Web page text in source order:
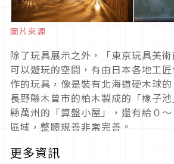
圖片來源
除了玩具展示之外，「東京玩具美
可以遊玩的空間，有由日本各地工
作的玩具，像是裝有北海道硬木球
長野縣木曾市的柏木製成的「橡子
縣萬州的「算盤小屋」，還有給０
區域，整體規善非常完善。
更多資訊